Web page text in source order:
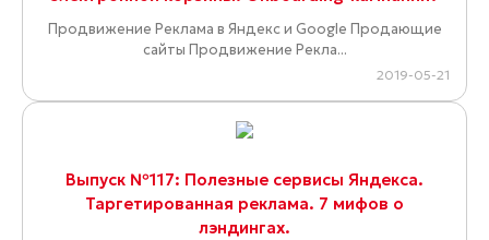
Продвижение Реклама в Яндекс и Google Продающие
сайты Продвижение Рекла...
2019-05-21
Выпуск №117: Полезные сервисы Яндекса.
Таргетированная реклама. 7 мифов о
лэндингах.